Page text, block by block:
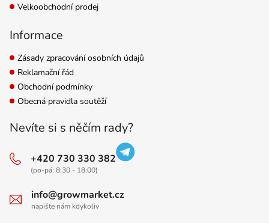
Velkoobchodní prodej
Informace
Zásady zpracování osobních údajů
Reklamační řád
Obchodní podmínky
Obecná pravidla soutěží
Nevíte si s něčím rady?
+420 730 330 382
(po-pá: 8:30 - 18:00)
info@growmarket.cz
napište nám kdykoliv